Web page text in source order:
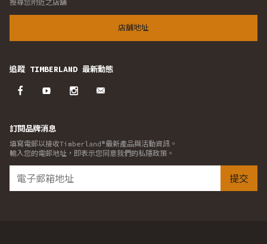
搜尋您附近之店舖
店舖地址
追蹤 TIMBERLAND 最新動態
訂閱品牌消息
填寫電郵以接收Timberland®最新產品與活動資訊。
輸入您的電郵地址，即表示您同意我們的私隱政策。
提交